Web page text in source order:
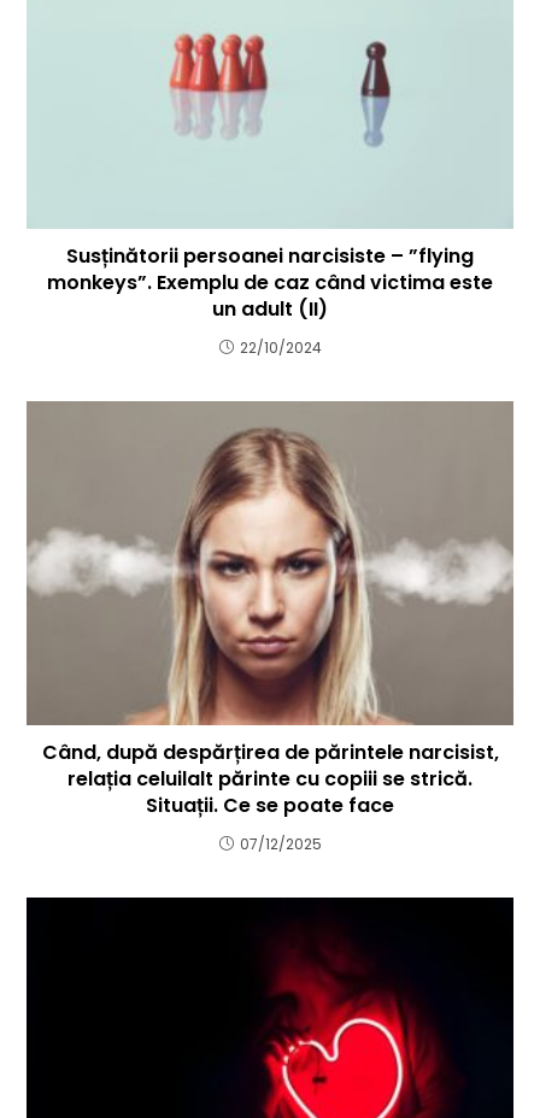
Susținătorii persoanei narcisiste – ”flying
monkeys”. Exemplu de caz când victima este
un adult (II)
22/10/2024
Când, după despărțirea de părintele narcisist,
relația celuilalt părinte cu copiii se strică.
Situații. Ce se poate face
07/12/2025